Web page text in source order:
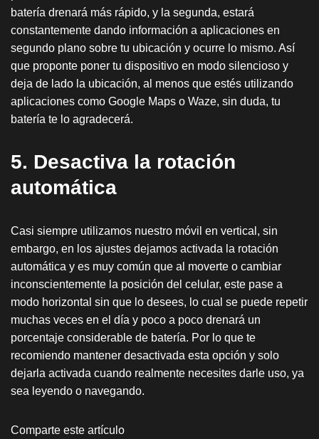
batería drenará más rápido, y la segunda, estará
constantemente dando información a aplicaciones en
segundo plano sobre tu ubicación y ocurre lo mismo. Así
que proponte poner tu dispositivo en modo silencioso y
deja de lado la ubicación, al menos que estés utilizando
aplicaciones como Google Maps o Waze, sin duda, tu
batería te lo agradecerá.
5. Desactiva la rotación
automática
Casi siempre utilizamos nuestro móvil en vertical, sin
embargo, en los ajustes dejamos activada la rotación
automática y es muy común que al moverte o cambiar
inconscientemente la posición del celular, este pase a
modo horizontal sin que lo desees, lo cual se puede repetir
muchas veces en el día y poco a poco drenará un
porcentaje considerable de batería. Por lo que te
recomiendo mantener desactivada esta opción y solo
dejarla activada cuando realmente necesites darle uso, ya
sea leyendo o navegando.
Comparte este artículo